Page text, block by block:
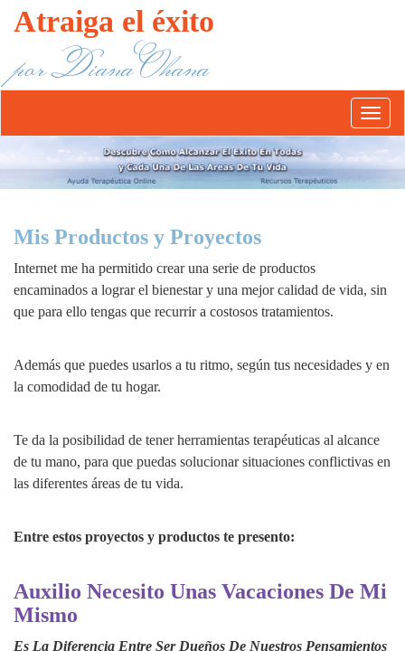
Atraiga el éxito
por Diana Ohana
Abrír/
el
menú
Mis Productos y Proyectos
Internet me ha permitido crear una serie de productos
encaminados a lograr el bienestar y una mejor calidad de vida, sin
que para ello tengas que recurrir a costosos tratamientos.
Además que puedes usarlos a tu ritmo, según tus necesidades y en
la comodidad de tu hogar.
Te da la posibilidad de tener herramientas terapéuticas al alcance
de tu mano, para que puedas solucionar situaciones conflictivas en
las diferentes áreas de tu vida.
Entre estos proyectos y productos te presento:
Auxilio Necesito Unas Vacaciones De Mi
Mismo
Es La Diferencia Entre Ser Dueños De Nuestros Pensamientos